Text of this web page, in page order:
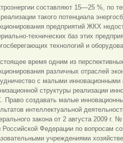
составляют 15—25 %, по
такого потенциала
предприятий ЖКХ
технических баз этих
технологий и
время одним из
различных отраслей
с малыми инновационными
структуры реализации
создавать малые
интеллектуальной
закона от 2 августа 2009
Российской Федерации по вопросам
учреждениями